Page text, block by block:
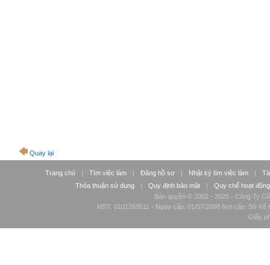
Quay lại
Trang chủ | Tìm việc làm | Đăng hồ sơ | Nhật ký tìm việc làm |
Thỏa thuận sử dụng
| Quy định bảo mật |
Quy chế hoạt động
Bản quyền © 2002 - 2026 - Công Ty
MST: 0101269511 - Ngày cấp: 01/07/2008 Nơi cấp: Sở
Giấy